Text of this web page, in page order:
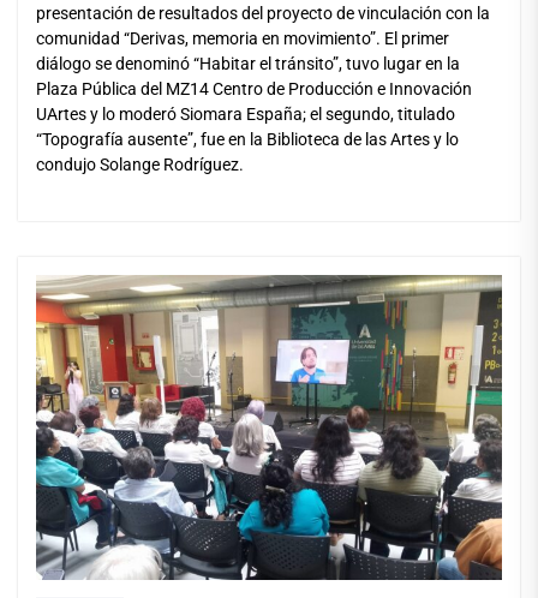
presentación de resultados del proyecto de vinculación con la
comunidad “Derivas, memoria en movimiento”. El primer
diálogo se denominó “Habitar el tránsito”, tuvo lugar en la
Plaza Pública del MZ14 Centro de Producción e Innovación
UArtes y lo moderó Siomara España; el segundo, titulado
“Topografía ausente”, fue en la Biblioteca de las Artes y lo
condujo Solange Rodríguez.